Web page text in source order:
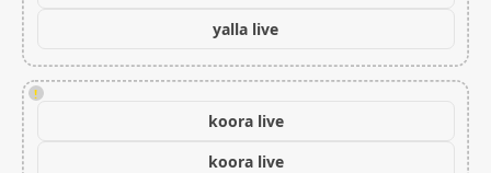
yalla live
!
koora live
koora live